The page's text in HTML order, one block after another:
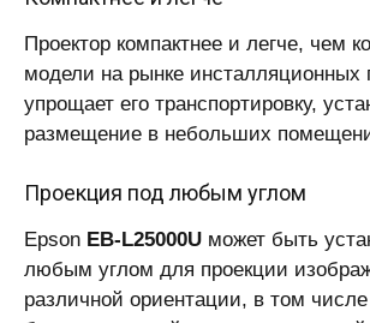
Проектор компактнее и легче, чем
модели на рынке инсталляционных
упрощает его транспортировку,
размещение в небольших
Проекция под любым углом
Epson EB-L25000U может быть
любым углом для проекции
различной ориентации, в том числе